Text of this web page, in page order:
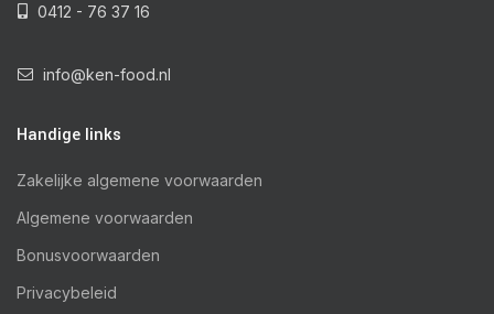
0412 - 76 37 16
info@ken-food.nl
Handige links
Zakelijke algemene voorwaarden
Algemene voorwaarden
Bonusvoorwaarden
Privacybeleid